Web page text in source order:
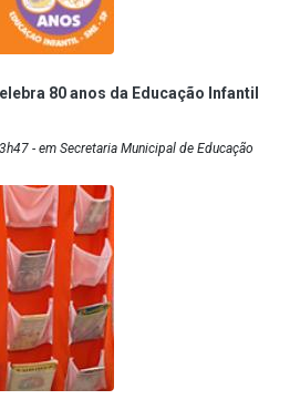
80 anos da Educação Infantil
- em Secretaria Municipal de Educação